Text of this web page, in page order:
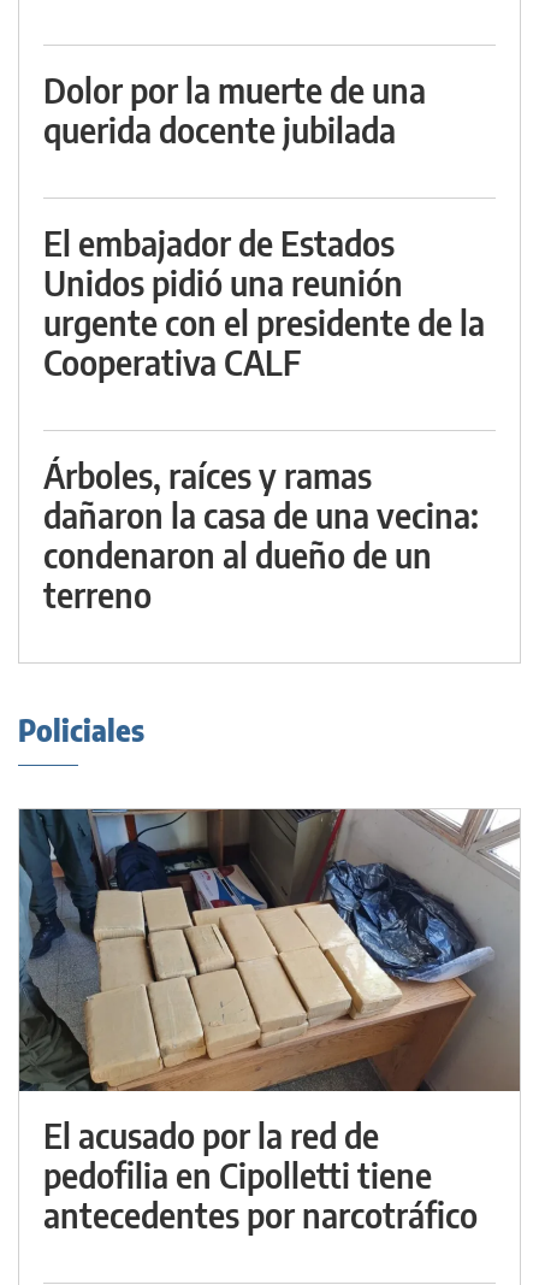
Dolor por la muerte de una
querida docente jubilada
El embajador de Estados
Unidos pidió una reunión
urgente con el presidente de la
Cooperativa CALF
Árboles, raíces y ramas
dañaron la casa de una vecina:
condenaron al dueño de un
terreno
Policiales
El acusado por la red de
pedofilia en Cipolletti tiene
antecedentes por narcotráfico